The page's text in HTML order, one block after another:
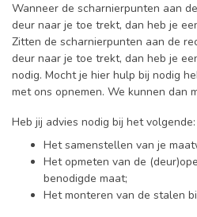
Wanneer de scharnierpunten aan
deur naar je toe trekt, dan heb je
Zitten de scharnierpunten aan de
deur naar je toe trekt, dan heb je
nodig. Mocht je hier hulp bij nodig
met ons opnemen. We kunnen dan
Heb jij advies nodig bij het volgende:
Het samenstellen van je
Het opmeten van de
benodigde maat;
Het monteren van de stalen